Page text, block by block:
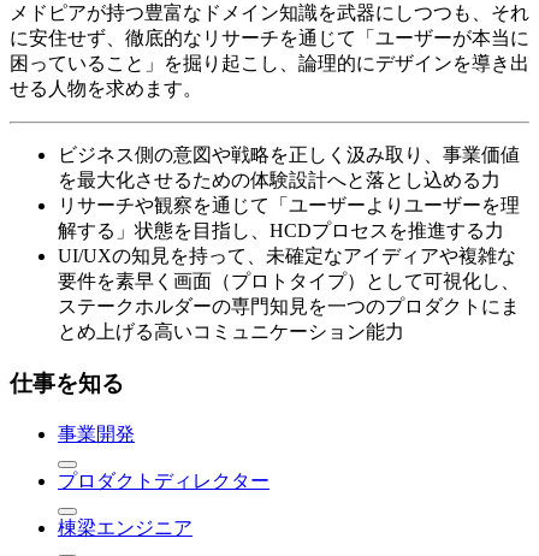
メドピアが持つ豊富なドメイン知識を武器にしつつも、それ
に安住せず、徹底的なリサーチを通じて「ユーザーが本当に
困っていること」を掘り起こし、論理的にデザインを導き出
せる人物を求めます。
ビジネス側の意図や戦略を正しく汲み取り、事業価値
を最大化させるための体験設計へと落とし込める力
リサーチや観察を通じて「ユーザーよりユーザーを理
解する」状態を目指し、HCDプロセスを推進する力
UI/UXの知見を持って、未確定なアイディアや複雑な
要件を素早く画面（プロトタイプ）として可視化し、
ステークホルダーの専門知見を一つのプロダクトにま
とめ上げる高いコミュニケーション能力
仕事を知る
事業開発
プロダクトディレクター
棟梁エンジニア